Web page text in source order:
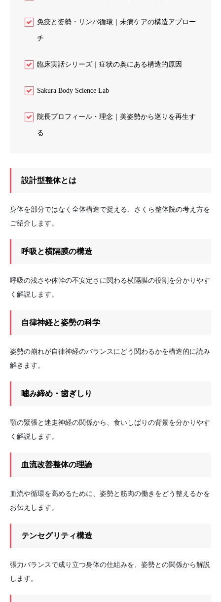
免疫と姿勢・リンパ循環｜未病ケアの構造アプロー
チ
臨床実話シリーズ｜症状の奥にある構造的原因
Sakura Body Science Lab
院長プロフィール・理念｜美姿勢から巡りを再生す
る
設計型整体とは
身体を部分ではなく全体構造で捉える、さくら整体院の考え方を
ご紹介します。
呼吸と横隔膜の構造
呼吸の浅さや体幹の不安定さに関わる横隔膜の役割を分かりやす
く解説します。
自律神経と姿勢の科学
姿勢の崩れが自律神経のバランスにどう関わるかを構造的に読み
解きます。
噛み締め・歯ぎしり
顎の緊張と迷走神経の関係から、食いしばりの背景を分かりやす
く解説します。
血流改善整体の理論
血流や循環を高めるために、姿勢と筋肉の働きをどう整えるかを
お伝えします。
テンセグリティ構造
張力バランスで成り立つ身体の仕組みを、姿勢との関係から解説
します。